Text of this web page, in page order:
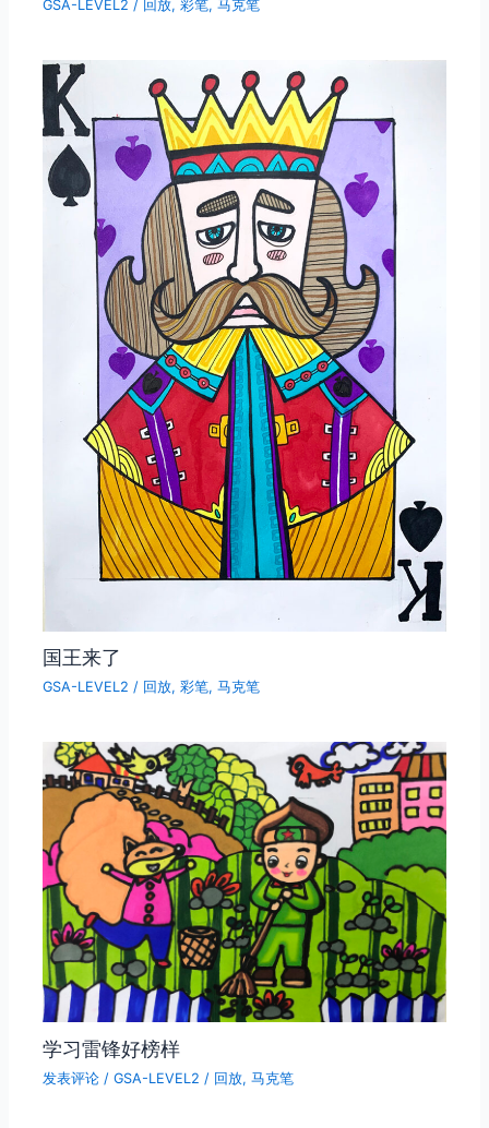
GSA-LEVEL2 / 回放,彩笔,马克笔
国王来了
GSA-LEVEL2 / 回放,彩笔,马克笔
学习雷锋好榜样
发表评论 /GSA-LEVEL2 / 回放,马克笔